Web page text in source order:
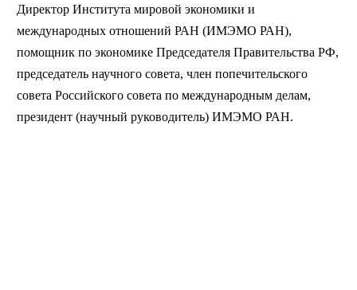
Директор Института мировой экономики и
международных отношений РАН (ИМЭМО РАН),
помощник по экономике Председателя Правительства РФ,
председатель научного совета, член попечительского
совета Российского совета по международным делам,
президент (научный руководитель) ИМЭМО РАН.